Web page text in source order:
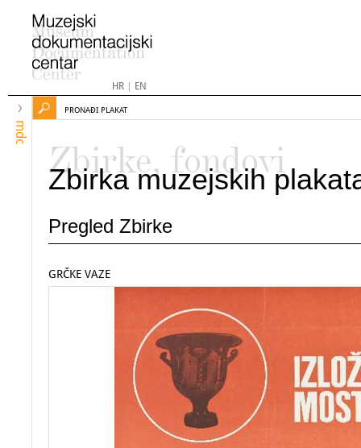
HR| EN
mdc
PRONAĐI PLAKAT
Zbirke, fondovi
Zbirka muzejskih
Pregled Zbirke
GRČKE VAZE